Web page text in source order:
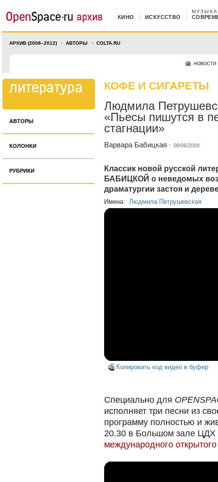
КИНО ИСКУССТВО
МУЗЫКА
АРХИВ (2008–2012) АВТОРЫ COLTA.RU
НОВОСТИ
АВТОРЫ
КОЛОНКИ
РУБРИКИ
КОФЕ И СИГАРЕТЫ
Людмила
«Пьесы пишутся в
стагнации»
Варвара Бабицкая · 08/06/2009
Классик новой русской
БАБИЦКОЙ о неведомых
драматургии застоя и
Имена: Людмила Петрушевская
Копировать код видео в буфер
Специально для
исполняет три песни из
программу полностью и
20.30 в Большом зале ЦДХ
международного